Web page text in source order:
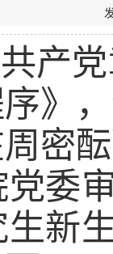
产
》
密
委
新